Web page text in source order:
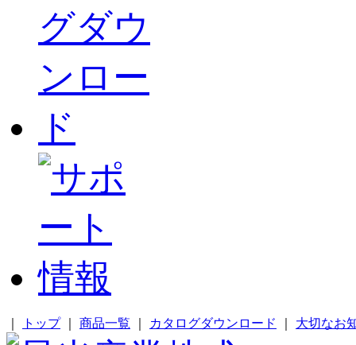
トップ｜ 商品一覧 カタログダウンロード 大切なお